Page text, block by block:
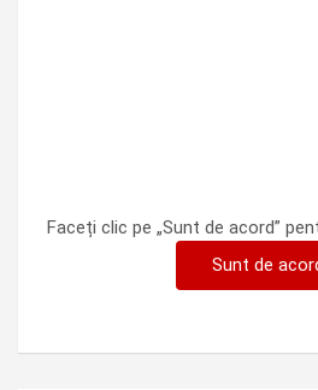
Faceți clic pe „Sunt de acord”
Sunt de